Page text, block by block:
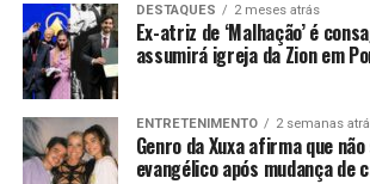
DESTAQUES 2 meses atrás
Ex-atriz de ‘Malhação’ é
assumirá igreja da Zion em
ENTRETENIMENTO 2 semanas
Genro da Xuxa afirma que
evangélico após mudança de